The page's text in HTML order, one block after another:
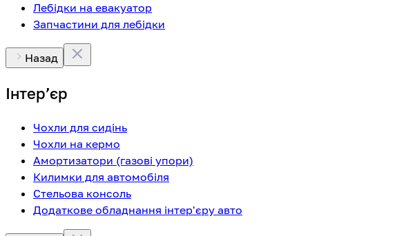
Лебідки на евакуатор
Запчастини для лебідки
Назад
Інтерʼєр
Чохли для сидінь
Чохли на кермо
Амортизатори (газові упори)
Килимки для автомобіля
Стельова консоль
Додаткове обладнання інтер'єру авто